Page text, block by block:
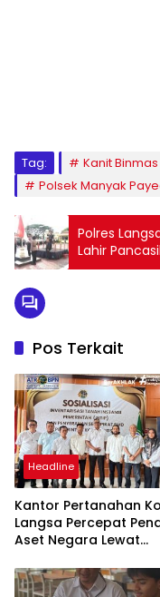
Tag: Kanit Binmas
Polsek Manyak
Polres
Lahir
Pos Terkait
Headline
Kantor Pertanahan
Langsa Percepat
Aset Negara Lewat